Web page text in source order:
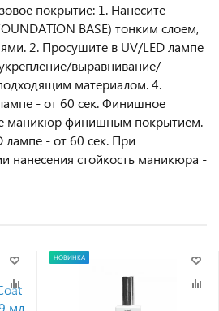
покрытие: 1. Нанесите
BASE) тонким слоем,
2. Просушите в UV/LED лампе
выравнивание/
материалом. 4.
- от 60 сек. Финишное
маникюр финишным покрытием.
лампе - от 60 сек. При
нанесения стойкость маникюра -
НОВИНКА